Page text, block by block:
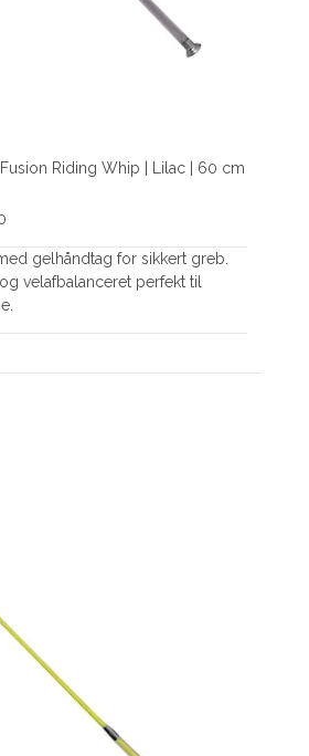
Riding Whip | Lilac | 60 cm
gelhåndtag for sikkert greb.
velafbalanceret perfekt til